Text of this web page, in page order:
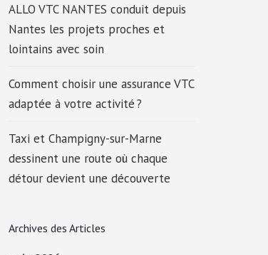
ALLO VTC NANTES conduit depuis
Nantes les projets proches et
lointains avec soin
Comment choisir une assurance VTC
adaptée à votre activité ?
Taxi et Champigny-sur-Marne
dessinent une route où chaque
détour devient une découverte
Archives des Articles